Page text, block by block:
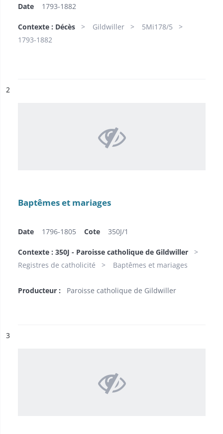
Date 1793-1882
Contexte : Décès Gildwiller
5Mi178/5
1793-1882
n°
2
Baptêmes et mariages
Date 1796-1805 Cote 350J/1
Contexte : 350J - Paroisse catholique de Gildwiller
Registres de catholicité
Baptêmes et mariages
Producteur : Paroisse catholique de Gildwiller
n°
3